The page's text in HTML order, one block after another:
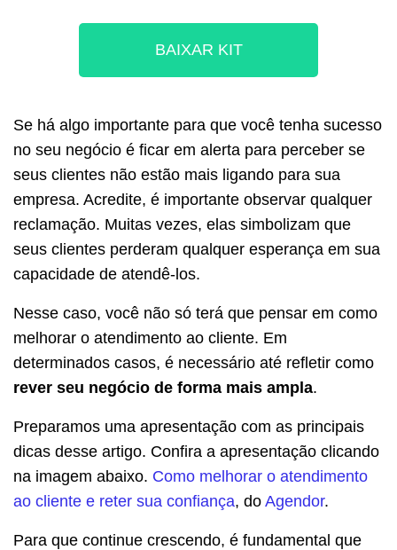
BAIXAR KIT
Se há algo importante para que você tenha sucesso
no seu negócio é ficar em alerta para perceber se
seus clientes não estão mais ligando para sua
empresa. Acredite, é importante observar qualquer
reclamação. Muitas vezes, elas simbolizam que
seus clientes perderam qualquer esperança em sua
capacidade de atendê-los.
Nesse caso, você não só terá que pensar em como
melhorar o atendimento ao cliente. Em
determinados casos, é necessário até refletir como
rever seu negócio de forma mais ampla.
Preparamos uma apresentação com as principais
dicas desse artigo. Confira a apresentação clicando
na imagem abaixo. Como melhorar o atendimento
ao cliente e reter sua confiança, do Agendor.
Para que continue crescendo, é fundamental que